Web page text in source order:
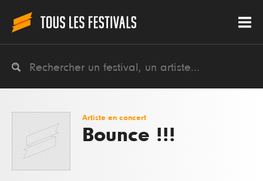
Artiste en concert
Bounce !!!